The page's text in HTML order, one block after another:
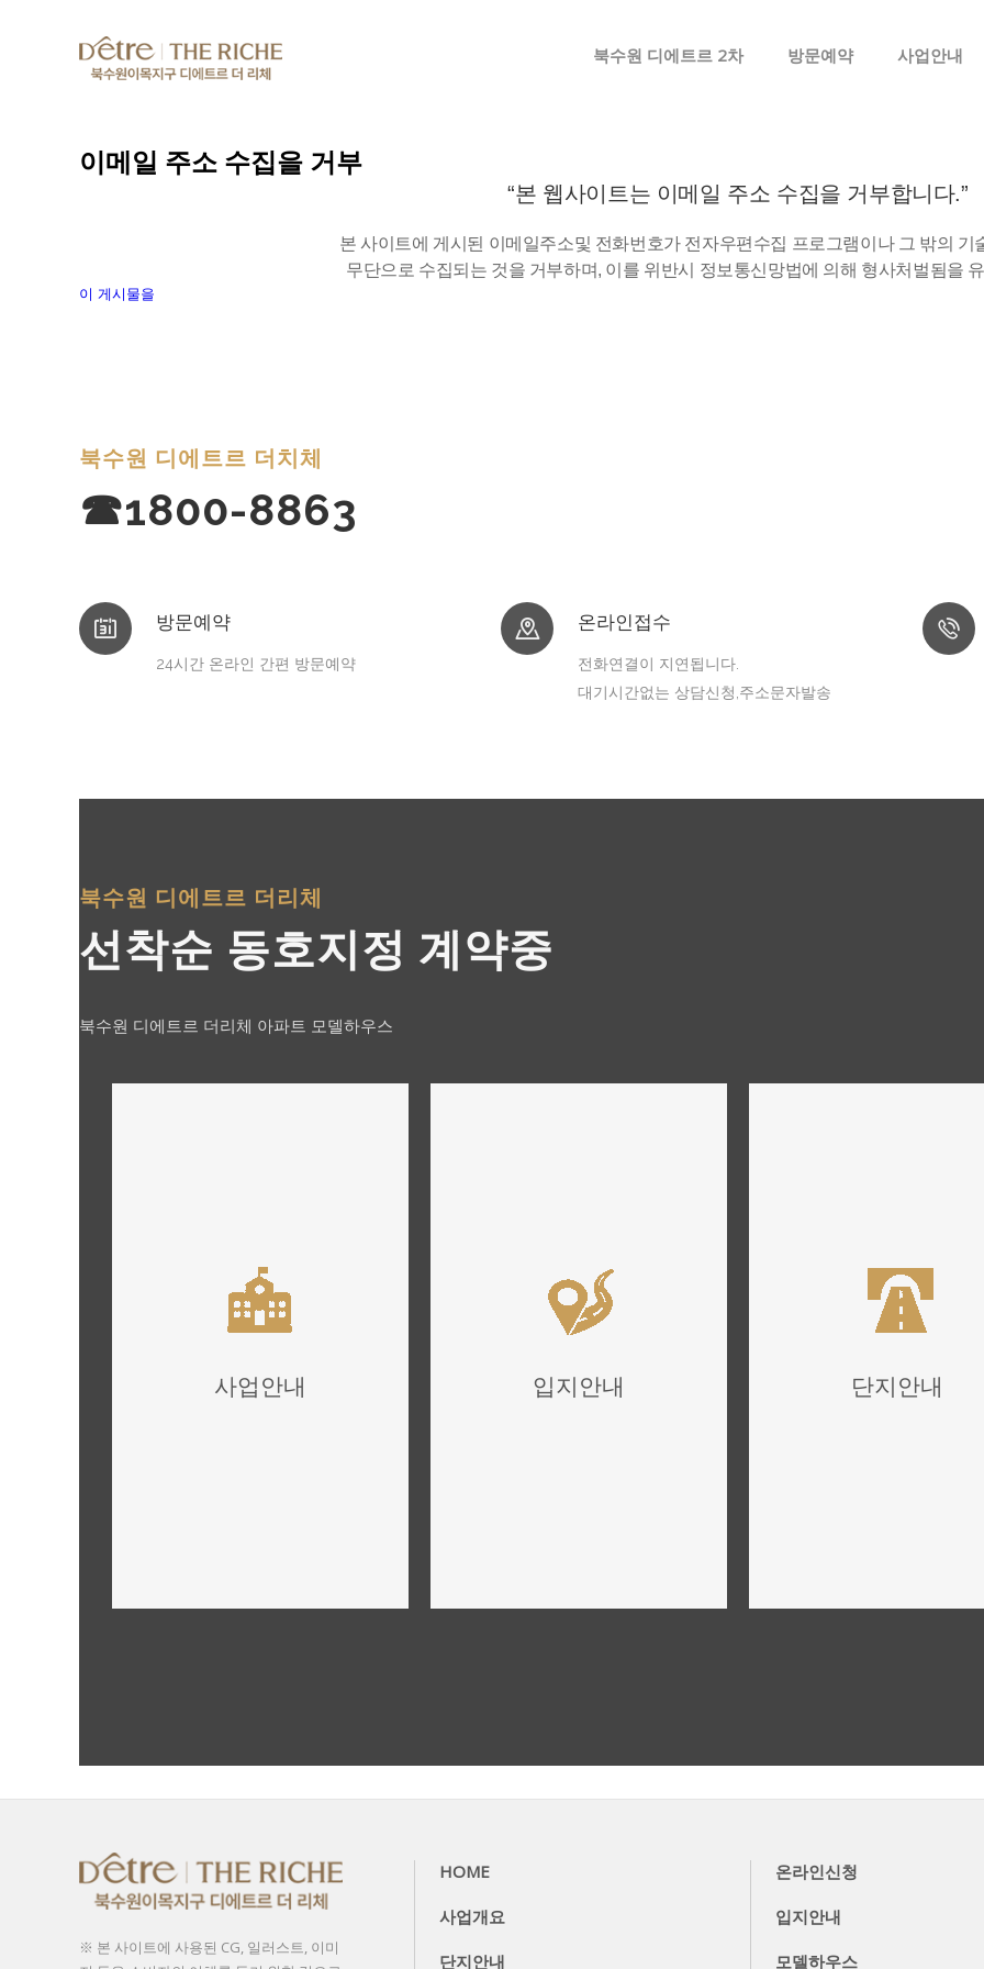
북수원 디에트르 2차 방문예약 사업안내
이메일 주소 수집을 거부
“본 웹사이트는 이메일 주소 수집을 거부합니다.”
본 사이트에 게시된 이메일주소및 전화번호가 전자우편수집 프로그램이나 그 밖의 기
무단으로 수집되는 것을 거부하며, 이를 위반시 정보통신망법에 의해 형사처벌됨을
이 게시물을
북수원 디에트르 더치체
☎1800-8863
방문예약
24시간 온라인 간편 방문예약
온라인접수
전화연결이 지연됩니다.
대기시간없는 상담신청,주소문자발송
북수원 디에트르 더리체
선착순 동호지정 계약중
북수원 디에트르 더리체 아파트 모델하우스
사업안내 입지안내 단지안내
※ 본 사이트에 사용된 CG, 일러스트, 이미
HOME 온라인신청
사업개요 입지안내
단지안내 모델하우스